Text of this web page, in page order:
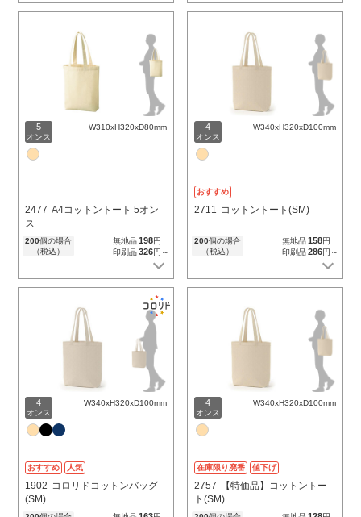
5
オンス
W310xH320xD80mm
2477 A4コットントート 5オン
ス
200個の場合
（税込）
無地品198円
印刷品326円～
4
オンス
W340xH320xD100mm
おすすめ
2711 コットントート(SM)
200個の場合
（税込）
無地品158円
印刷品286円～
4
オンス
W340xH320xD100mm
おすすめ 人気
1902 コロリドコットンバッグ
(SM)
4
オンス
W340xH320xD100mm
在庫限り廃番 値下げ
2757
【特価品】コットントー
ト(SM)